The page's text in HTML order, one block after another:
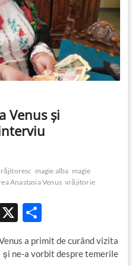
Venus și
magie alba magie
Anastasia Venus vrăjitorie
X P
ar
ta
a primit de curând vizita
ne-a vorbit despre temerile